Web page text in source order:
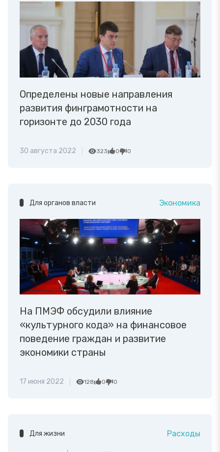
Определены новые направления
развития финграмотности на
горизонте до 2030 года
30 августа 2022 323 0 0
Для органов власти Экономика
На ПМЭФ обсудили влияние
«культурного кода» на финансовое
поведение граждан и развитие
экономики страны
17 июня 2022 128 0 0
Для жизни Расходы